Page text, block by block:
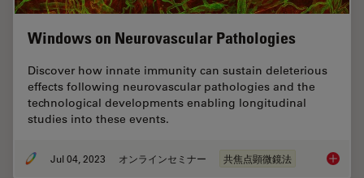
Windows on Neurovascular Pathologies
Discover how innate immunity can sustain deleterious
effects following neurovascular pathologies and the
technological developments enabling longitudinal
studies into these events.
Jul 04, 2023 オンラインセミナー 共焦点顕微鏡法